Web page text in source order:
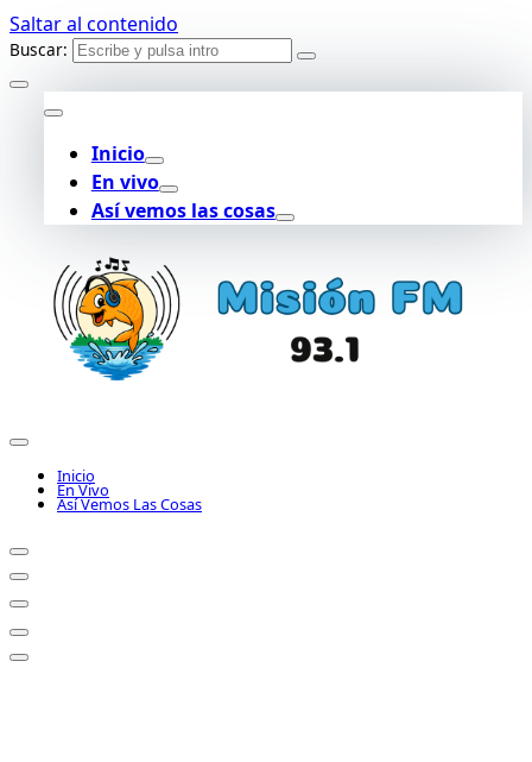
Saltar al contenido
Buscar:
Inicio
En vivo
Así vemos las cosas
Inicio
En Vivo
Así Vemos Las Cosas